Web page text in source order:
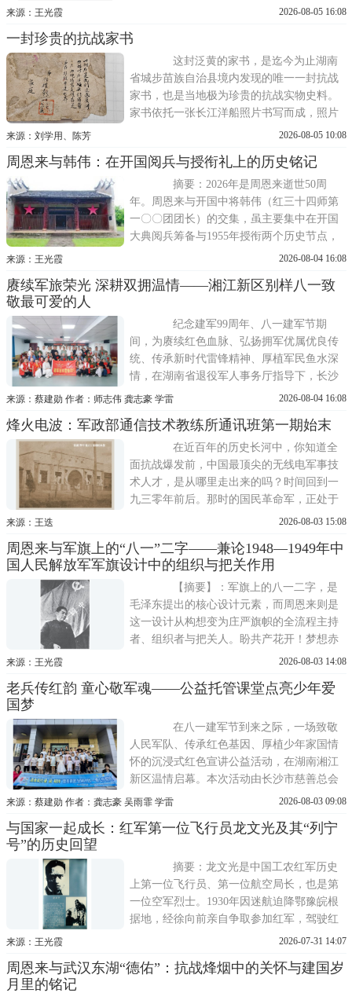
为准兵团级破格授上将。二是1958年春周恩
军区司令员贺炳炎当面交谈并问及陈毅父母
居蓉情况；本文以档案、党史刊物互证，厘
清两人关系定位，以排雷若干网络误传。
来源：王光霞 2026-08-05 16:08
一封珍贵的抗战家书
这封泛黄的家书，是迄今为止湖南
省城步苗族自治县境内发现的唯一一封抗战
家书，也是当地极为珍贵的抗战实物史料。
家书依托一张长江洋船照片书写而成，照片
正面定格了渡江船只的影像，背面寥寥数十
将士的家国情怀与报国初心。
来源：刘学用、陈芳 2026-08-05 10:08
周恩来与韩伟：在开国阅兵与授衔礼上的历史铭记
摘要：2026年是周恩来逝世50周
年。周恩来与开国中将韩伟（红三十四师第
一〇〇团团长）的交集，虽主要集中在开国
大典阅兵筹备与1955年授衔两个历史节点，
却深刻体现了周恩来对湘江战役幸存者的深
始档案与亲历者回忆为依据，还原周恩来在
授中将并嘱托传承陈树湘遗志的史实
来源：王光霞 2026-08-04 16:08
赓续军旅荣光 深耕双拥温情——湘江新区别样八一致
敬最可爱的人
纪念建军99周年、八一建军节期
间，为赓续红色血脉、弘扬拥军优属优良传
统、传承新时代雷锋精神、厚植军民鱼水深
情，在湖南省退役军人事务厅指导下，长沙
市湘江新区退役军人事务局、麓谷街道党工
杂志社湖南通联站等单位共同承办热血铸军
魂八一主题茶话会。辖区现役军人、退役军
人、困难老兵、优秀退役军人代表以
来源：蔡建勋 作者：师志伟 龚志豪 学雷 2026-08-04 16:08
烽火电波：军政部通信技术教练所通讯班第一期始末
在近百年的历史长河中，你知道全
面抗战爆发前，中国最顶尖的无线电军事技
术人才，是从哪里走出来的吗？时间回到一
九三零年前后。那时的国民革命军，正处于
从旧式步兵向现代化技术兵种转变的关键节
信的“理科精英”。
来源：王迭 2026-08-03 15:08
周恩来与军旗上的“八一”二字——兼论1948—1949年中
国人民解放军军旗设计中的组织与把关作用
【摘要】：军旗上的八一二字，是
毛泽东提出的核心设计元素，而周恩来则是
这一设计从构想变为庄严旗帜的全流程主持
者、组织者与把关人。盼共产花开！梦想赤
色的旗儿飞扬！本文以1948年至1949年中国
与颁行为线索，系统梳理周恩来在提议启
个阶段中的具体工作，揭示其在八一
来源：王光霞 2026-08-03 14:08
老兵传红韵 童心敬军魂——公益托管课堂点亮少年爱
国梦
在八一建军节到来之际，一场致敬
人民军队、传承红色基因、厚植少年家国情
怀的沉浸式红色宣讲公益活动，在湖南湘江
新区温情启幕。本次活动由长沙市慈善总会
2026年创益合伙人计划支持、共青团·伙伴计
心承办。活动走进梅溪湖街道阳明山庄社区
为70余名快递外卖从业人员子女
来源：蔡建勋 作者：龚志豪 吴雨霏 学雷 2026-08-03 09:08
与国家一起成长：红军第一位飞行员龙文光及其“列宁
号”的历史回望
摘要：龙文光是中国工农红军历史
上第一位飞行员、第一位航空局长，也是第
一位空军烈士。1930年因迷航迫降鄂豫皖根
据地，经徐向前亲自争取参加红军，驾驶红
军第一架飞机列宁号参加黄安战役等作战，
人生转折与革命实践为脉络，结合徐向前、
来源：王光霞 2026-07-31 14:07
周恩来与武汉东湖“德佑”：抗战烽烟中的关怀与建国岁
月里的铭记